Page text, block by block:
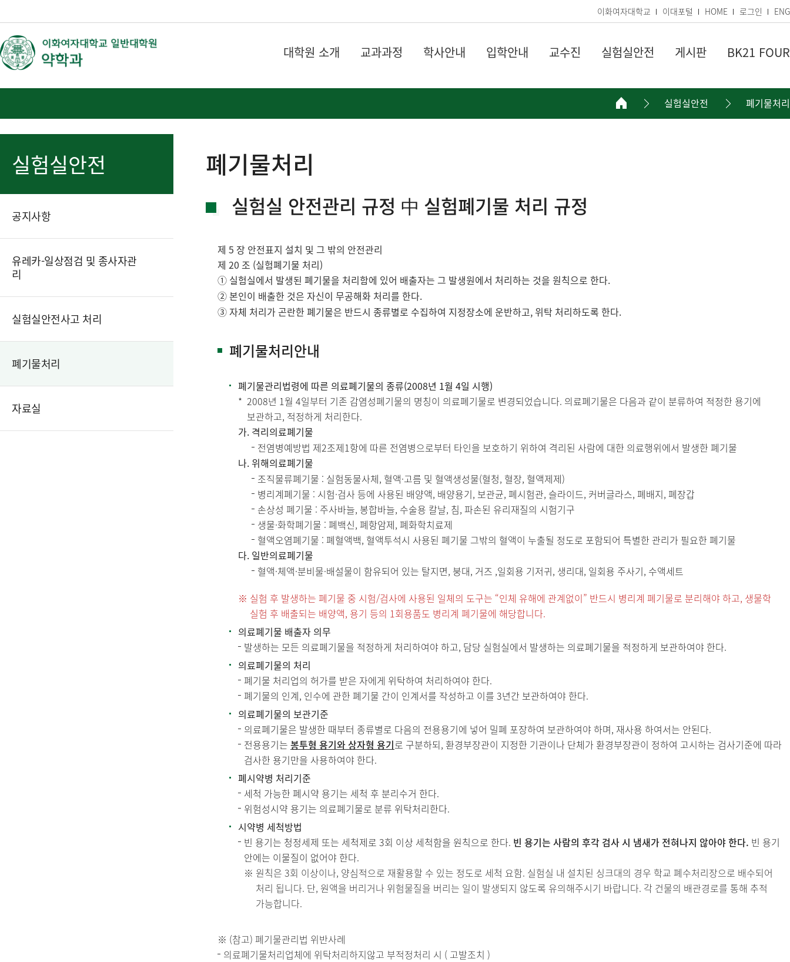
이화여자대학교 이대포털 HOME 로그인 ENG
대학원 소개 교과과정 학사안내 입학안내 교수진 실험실안전 게시판 BK21 FOUR
실험실안전 폐기물처리
실험실안전
공지사항
유레카-일상점검 및 종사자관
리
실험실안전사고 처리
폐기물처리
자료실
폐기물처리
실험실 안전관리 규정 中 실험폐기물 처리 규정
제 5 장 안전표지 설치 및 그 밖의 안전관리
제 20 조 (실험폐기물 처리)
① 실험실에서 발생된 폐기물을 처리함에 있어 배출자는 그 발생원에서 처리하는 것을 원칙으로 한다.
② 본인이 배출한 것은 자신이 무공해화 처리를 한다.
③ 자체 처리가 곤란한 폐기물은 반드시 종류별로 수집하여 지정장소에 운반하고, 위탁 처리하도록 한다.
폐기물처리안내
폐기물관리법령에 따른 의료폐기물의 종류(2008년 1월 4일 시행)
2008년 1월 4일부터 기존 감염성폐기물의 명칭이 의료폐기물로 변경되었습니다. 의료폐기물은 다음과 같이 분류하여 적정한 용기에
보관하고, 적정하게 처리한다.
가. 격리의료폐기물
전염병예방법 제2조제1항에 따른 전염병으로부터 타인을 보호하기 위하여 격리된 사람에 대한 의료행위에서 발생한 폐기물
나. 위해의료폐기물
조직물류폐기물 : 실험동물사체, 혈액·고름 및 혈액생성물(혈청, 혈장, 혈액제제)
병리계폐기물 : 시험·검사 등에 사용된 배양액, 배양용기, 보관균, 폐시험관, 슬라이드, 커버글라스, 폐배지, 폐장갑
손상성 폐기물 : 주사바늘, 봉합바늘, 수술용 칼날, 침, 파손된 유리재질의 시험기구
생물·화학폐기물 : 폐백신, 폐항암제, 폐화학치료제
혈액오염폐기물 : 폐혈액백, 혈액투석시 사용된 폐기물 그밖의 혈액이 누출될 정도로 포함되어 특별한 관리가 필요한 폐기물
다. 일반의료폐기물
혈액·체액·분비물·배설물이 함유되어 있는 탈지면, 붕대, 거즈 ,일회용 기저귀, 생리대, 일회용 주사기, 수액세트
실험 후 발생하는 폐기물 중 시험/검사에 사용된 일체의 도구는 “인체 유해에 관계없이” 반드시 병리계 폐기물로 분리해야 하고, 생물학
실험 후 배출되는 배양액, 용기 등의 1회용품도 병리계 폐기물에 해당합니다.
의료폐기물 배출자 의무
발생하는 모든 의료폐기물을 적정하게 처리하여야 하고, 담당 실험실에서 발생하는 의료폐기물을 적정하게 보관하여야 한다.
의료폐기물의 처리
폐기물 처리업의 허가를 받은 자에게 위탁하여 처리하여야 한다.
폐기물의 인계, 인수에 관한 폐기물 간이 인계서를 작성하고 이를 3년간 보관하여야 한다.
의료폐기물의 보관기준
의료폐기물은 발생한 때부터 종류별로 다음의 전용용기에 넣어 밀폐 포장하여 보관하여야 하며, 재사용 하여서는 안된다.
전용용기는 봉투형 용기와 상자형 용기로 구분하되, 환경부장관이 지정한 기관이나 단체가 환경부장관이 정하여 고시하는 검사기준에 따라
검사한 용기만을 사용하여야 한다.
폐시약병 처리기준
세척 가능한 폐시약 용기는 세척 후 분리수거 한다.
위험성시약 용기는 의료폐기물로 분류 위탁처리한다.
시약병 세척방법
빈 용기는 청정세제 또는 세척제로 3회 이상 세척함을 원칙으로 한다. 빈 용기는 사람의 후각 검사 시 냄새가 전혀나지 않아야 한다. 빈 용기
안에는 이물질이 없어야 한다.
원칙은 3회 이상이나, 양심적으로 재활용할 수 있는 정도로 세척 요함. 실험실 내 설치된 싱크대의 경우 학교 폐수처리장으로 배수되어
처리 됩니다. 단, 원액을 버리거나 위험물질을 버리는 일이 발생되지 않도록 유의해주시기 바랍니다. 각 건물의 배관경로를 통해 추적
가능합니다.
(참고) 폐기물관리법 위반사례
의료폐기물처리업체에 위탁처리하지않고 부적정처리 시 ( 고발조치 )